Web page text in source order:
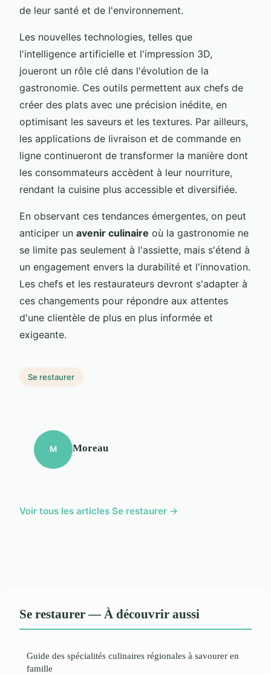
de leur santé et de l'environnement.
Les nouvelles technologies, telles que
l'intelligence artificielle et l'impression 3D,
joueront un rôle clé dans l'évolution de la
gastronomie. Ces outils permettent aux chefs de
créer des plats avec une précision inédite, en
optimisant les saveurs et les textures. Par ailleurs,
les applications de livraison et de commande en
ligne continueront de transformer la manière dont
les consommateurs accèdent à leur nourriture,
rendant la cuisine plus accessible et diversifiée.
En observant ces tendances émergentes, on peut
anticiper un avenir culinaire où la gastronomie ne
se limite pas seulement à l'assiette, mais s'étend à
un engagement envers la durabilité et l'innovation.
Les chefs et les restaurateurs devront s'adapter à
ces changements pour répondre aux attentes
d'une clientèle de plus en plus informée et
exigeante.
Se restaurer
M Moreau
Voir tous les articles Se restaurer →
Se restaurer — À découvrir aussi
Guide des spécialités culinaires régionales à savourer en
famille